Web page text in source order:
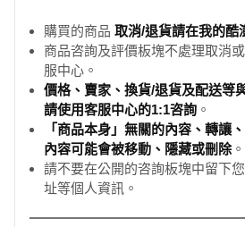
購買的商品 取消/退貨請在我的酷
商品咨詢及評價板塊不處理取消
服中心。
價格、賣家、換貨/退貨及配送等
請使用客服中心的1:1咨詢 。
「商品本身」無關的內容、轉讓
內容可能會被移動、隱藏或刪除。
請不要在公開的咨詢板塊中留下
址等個人資訊。